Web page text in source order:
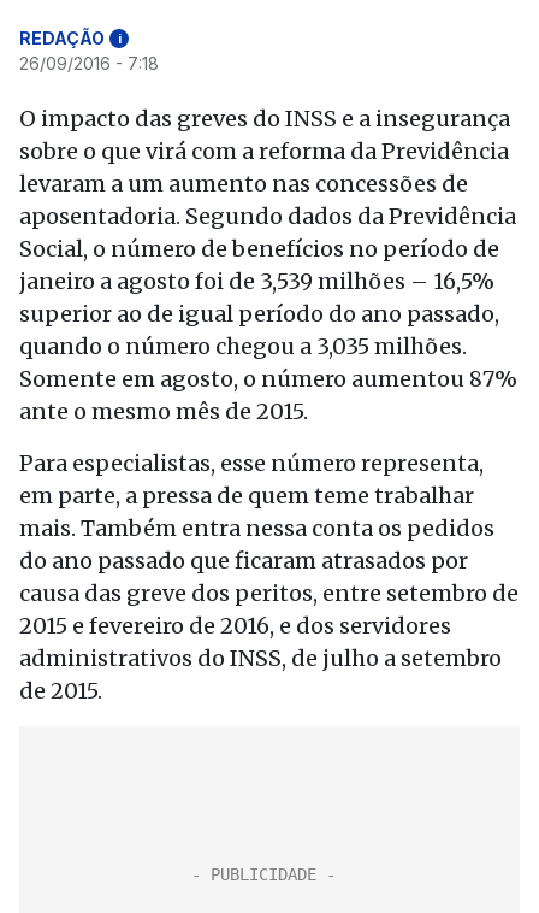
REDAÇÃO i
26/09/2016 - 7:18
O impacto das greves do INSS e a insegurança
sobre o que virá com a reforma da Previdência
levaram a um aumento nas concessões de
aposentadoria. Segundo dados da Previdência
Social, o número de benefícios no período de
janeiro a agosto foi de 3,539 milhões – 16,5%
superior ao de igual período do ano passado,
quando o número chegou a 3,035 milhões.
Somente em agosto, o número aumentou 87%
ante o mesmo mês de 2015.
Para especialistas, esse número representa,
em parte, a pressa de quem teme trabalhar
mais. Também entra nessa conta os pedidos
do ano passado que ficaram atrasados por
causa das greve dos peritos, entre setembro de
2015 e fevereiro de 2016, e dos servidores
administrativos do INSS, de julho a setembro
de 2015.